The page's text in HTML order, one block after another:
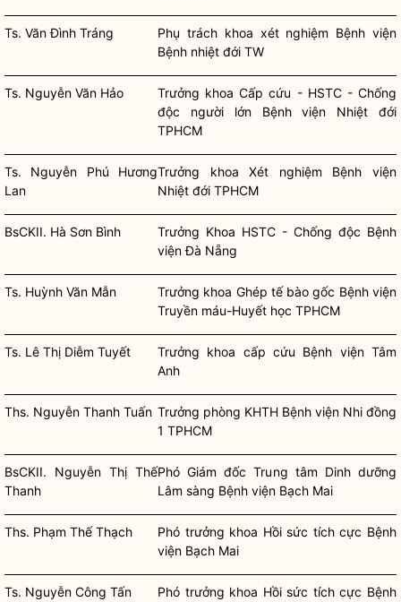
Ts. Văn Đình Tráng
Phụ trách khoa xét nghiệm Bệnh viện
Bệnh nhiệt đới TW
Ts. Nguyễn Văn Hảo
Trưởng khoa Cấp cứu - HSTC - Chống
độc người lớn Bệnh viện Nhiệt đới
TPHCM
Ts. Nguyễn Phú Hương
Lan
Trưởng khoa Xét nghiệm Bệnh viện
Nhiệt đới TPHCM
BsCKII. Hà Sơn Bình
Trưởng Khoa HSTC - Chống độc Bệnh
viện Đà Nẵng
Ts. Huỳnh Văn Mẫn
Trưởng khoa Ghép tế bào gốc Bệnh viện
Truyền máu-Huyết học TPHCM
Ts. Lê Thị Diễm Tuyết
Trưởng khoa cấp cứu Bệnh viện Tâm
Anh
Ths. Nguyễn Thanh Tuấn Trưởng phòng KHTH Bệnh viện Nhi đồng
1 TPHCM
BsCKII. Nguyễn Thị Thế
Thanh
Phó Giám đốc Trung tâm Dinh dưỡng
Lâm sàng Bệnh viện Bạch Mai
Ths. Phạm Thế Thạch
Phó trưởng khoa Hồi sức tích cực Bệnh
viện Bạch Mai
Ts. Nguyễn Công Tấn
Phó trưởng khoa Hồi sức tích cực Bệnh